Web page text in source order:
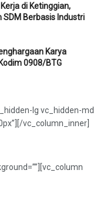
di Ketinggian,
SDM Berbasis Industri
Karya
0908/BTG
lg vc_hidden-md
vc_column_inner]